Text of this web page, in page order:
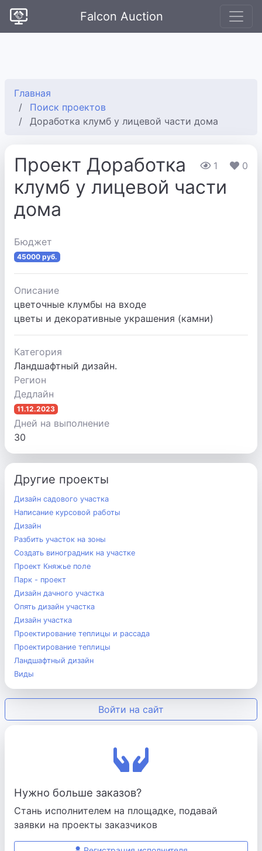
Falcon Auction
Главная
Поиск проектов
Доработка клумб у лицевой части дома
1 0
Проект Доработка
клумб у лицевой части
дома
Бюджет
45000 руб.
Описание
цветочные клумбы на входе
цветы и декоративные украшения (камни)
Категория
Ландшафтный дизайн.
Регион
Дедлайн
11.12.2023
Дней на выполнение
30
Другие проекты
Дизайн садового участка
Написание курсовой работы
Дизайн
Разбить участок на зоны
Создать виноградник на участке
Проект Княжье поле
Парк - проект
Дизайн дачного участка
Опять дизайн участка
Дизайн участка
Проектирование теплицы и рассада
Проектирование теплицы
Ландшафтный дизайн
Виды
Войти на сайт
Нужно больше заказов?
Стань исполнителем на площадке, подавай
заявки на проекты заказчиков